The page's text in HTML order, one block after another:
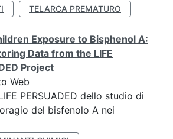
TELARCA PREMATURO
Exposure to Bisphenol A:
Data from the LIFE
Project
Web
PERSUADED dello studio di
del bisfenolo A nei